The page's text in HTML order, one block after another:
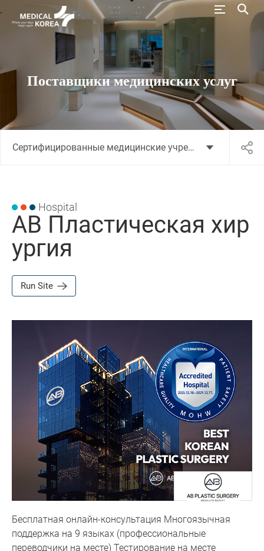
Поставщики медицинских услуг
Сертифицированные медицинские учреждения
Hospital
AB Пластическая хир
ургия
Run Site
Бесплатная онлайн-консультация Многоязычная
поддержка на 9 языках (профессиональные
переводчики на месте) Тестирование на месте